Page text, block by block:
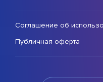
Соглашение об
Публичная оферта